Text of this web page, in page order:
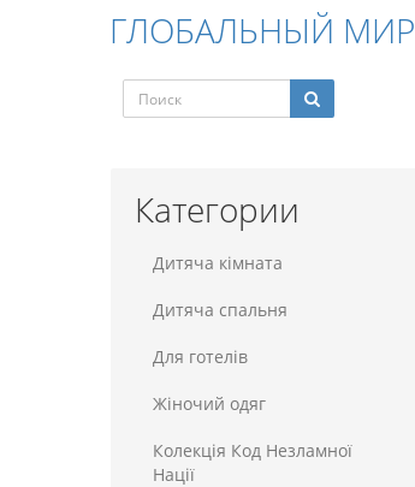
ГЛОБАЛЬНЫЙ МИР
Категории
Дитяча кімната
Дитяча спальня
Для готелiв
Жіночий одяг
Колекція Код Незламної
Нації